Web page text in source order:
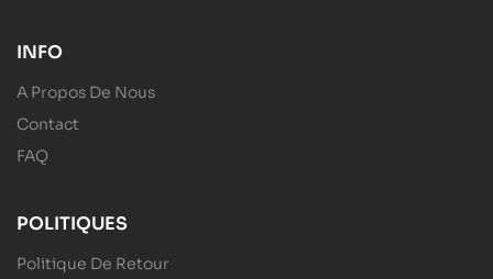
INFO
A Propos De Nous
Contact
FAQ
POLITIQUES
Politique De Retour